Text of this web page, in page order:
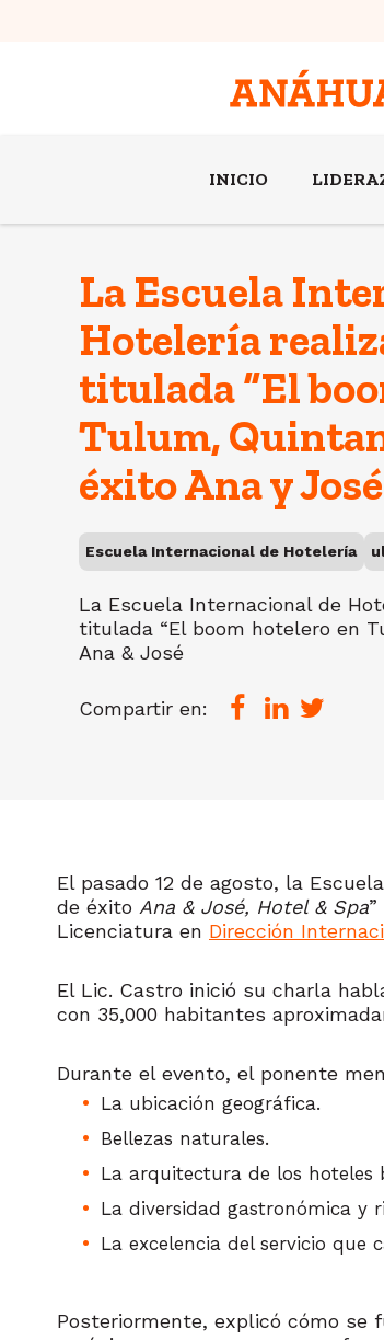
INICIO
La Escuela
Hotelería
titulada “El
Tulum,
éxito Ana y
Escuela Internacional de Hotelería
La Escuela Internacional de
titulada “El boom hotelero en
Ana & José
Compartir en:
El pasado 12 de agosto, la
de éxito Ana & José, Hotel & Spa
Licenciatura en Dirección
El Lic. Castro inició su charla
con 35,000 habitantes
Durante el evento, el ponente
La ubicación geográfica.
Bellezas naturales.
La arquitectura de los hoteles
La diversidad gastronómica y
La excelencia del servicio que
Posteriormente, explicó cómo se